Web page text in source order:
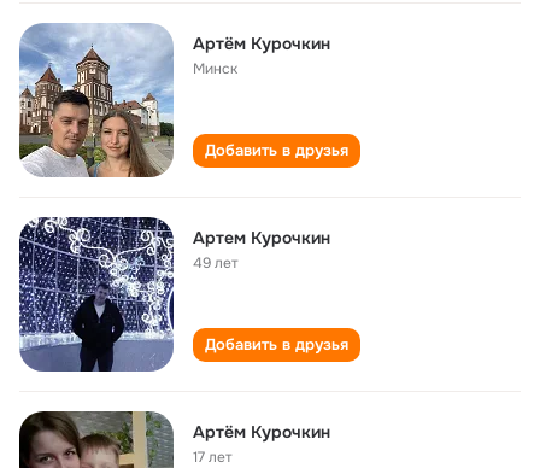
Артём Курочкин
Минск
Добавить в друзья
Артем Курочкин
49 лет
Добавить в друзья
Артём Курочкин
17 лет